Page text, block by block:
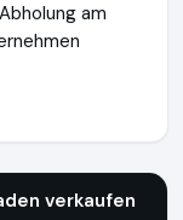
am
verkaufen